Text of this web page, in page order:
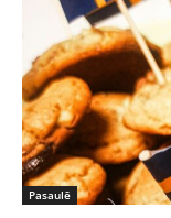
Pasaulē